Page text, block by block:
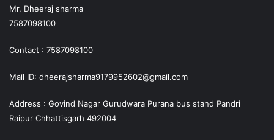
Mr. Dheeraj sharma
7587098100
Contact : 7587098100
Mail ID: dheerajsharma9179952602@gmail.com
Address : Govind Nagar Gurudwara Purana bus stand Pandri
Raipur Chhattisgarh 492004